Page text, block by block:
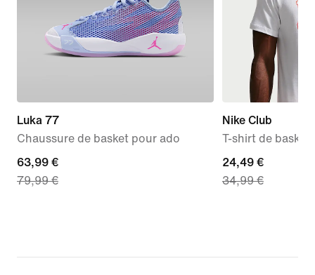
Luka 77
Chaussure de basket pour ado
current
price
79,99 €
63,99 €
79,99 €
Nike Club
T-shirt de basket
current
price
34,99 €
24,49 €
34,99 €